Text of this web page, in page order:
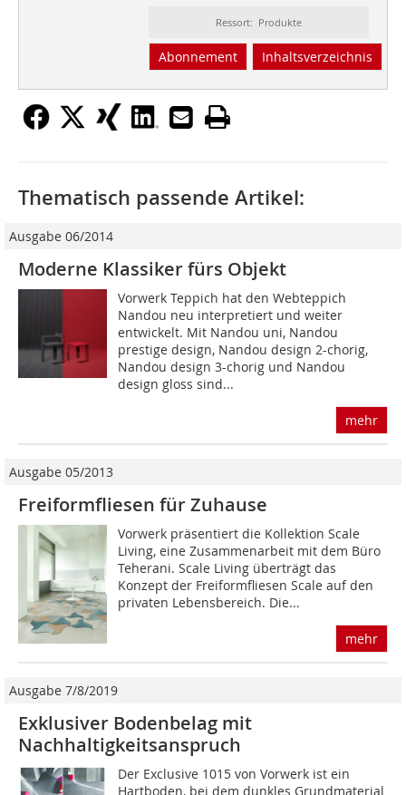
Ressort: Produkte
Abonnement Inhaltsverzeichnis
Thematisch passende Artikel:
Ausgabe 06/2014
Moderne Klassiker fürs Objekt
Vorwerk Teppich hat den Webteppich
Nandou neu interpretiert und weiter
entwickelt. Mit Nandou uni, Nandou
prestige design, Nandou design 2-chorig,
Nandou design 3-chorig und Nandou
design gloss sind...
mehr
Ausgabe 05/2013
Freiformfliesen für Zuhause
Vorwerk präsentiert die Kollektion Scale
Living, eine Zusammenarbeit mit dem Büro
Teherani. Scale Living überträgt das
Konzept der Freiformfliesen Scale auf den
privaten Lebensbereich. Die...
mehr
Ausgabe 7/8/2019
Exklusiver Bodenbelag mit
Nachhaltigkeitsanspruch
Der Exclusive 1015 von Vorwerk ist ein
Hartboden, bei dem dunkles Grundmaterial